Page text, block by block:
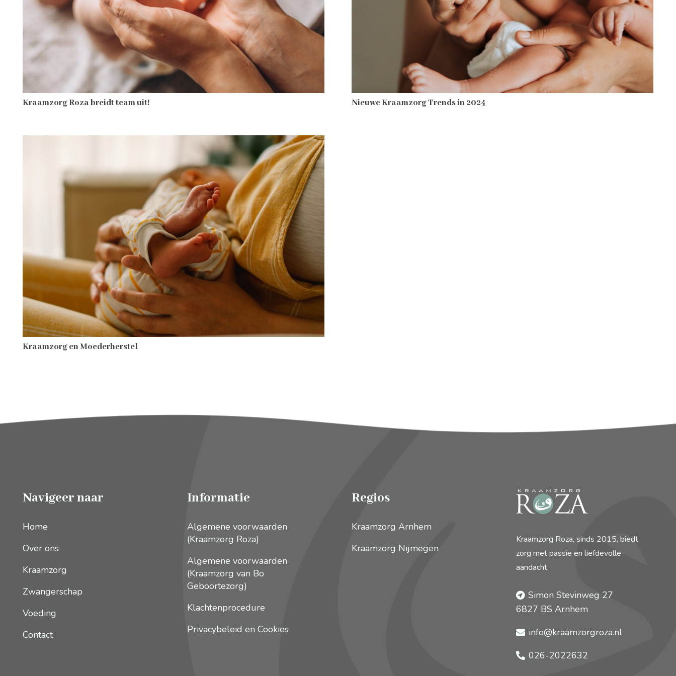
Kraamzorg Roza breidt team uit! Nieuwe Kraamzorg Trends in 2024
Kraamzorg en Moederherstel
Navigeer naar
Home
Over ons
Kraamzorg
Zwangerschap
Voeding
Contact
Informatie
Algemene voorwaarden
(Kraamzorg Roza)
Algemene voorwaarden
(Kraamzorg van Bo
Geboortezorg)
Klachtenprocedure
Privacybeleid en Cookies
Regios
Kraamzorg Arnhem
Kraamzorg Nijmegen
Kraamzorg Roza, sinds 2015, biedt
zorg met passie en liefdevolle
aandacht.
Simon Stevinweg 27
6827 BS Arnhem
info@kraamzorgroza.nl
026-2022632